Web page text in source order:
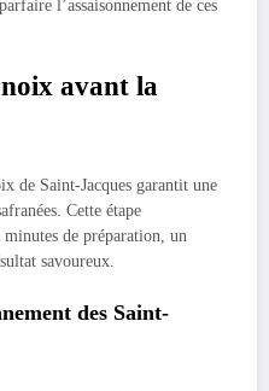
l’assaisonnement de ces
avant la
de Saint-Jacques garantit une
Cette étape
de préparation, un
savoureux.
des Saint-